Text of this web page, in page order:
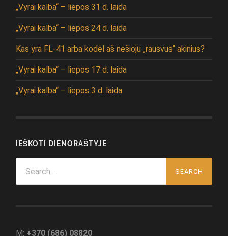
„Vyrai kalba“ – liepos 31 d. laida
„Vyrai kalba“ – liepos 24 d. laida
Kas yra FL-41 arba kodėl aš nešioju „rausvus“ akinius?
„Vyrai kalba“ – liepos 17 d. laida
„Vyrai kalba“ – liepos 3 d. laida
IEŠKOTI DIENORAŠTYJE
for:
M: +370 (686) 08820